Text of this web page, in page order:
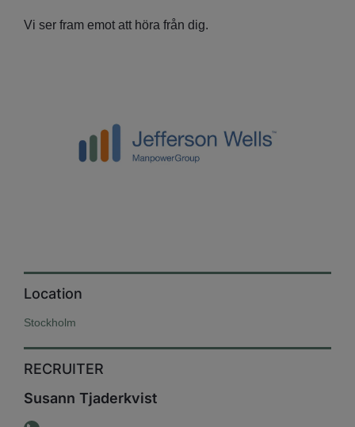
Vi ser fram emot att höra från dig.
Location
Stockholm
RECRUITER
Susann Tjaderkvist